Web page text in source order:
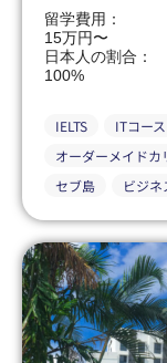
留学費用：
15万円〜
日本人の割合：
100%
IELTS ITコース
オーダーメイドカ
セブ島
ビジネ